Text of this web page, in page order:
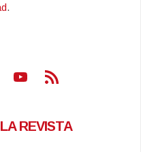
.
Youtube
Feed RSS
REVISTA